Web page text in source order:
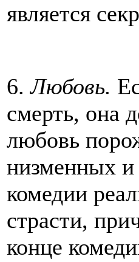
является
6.Любовь.
смерть, она
любовь
низменных
комедии
страсти,
конце